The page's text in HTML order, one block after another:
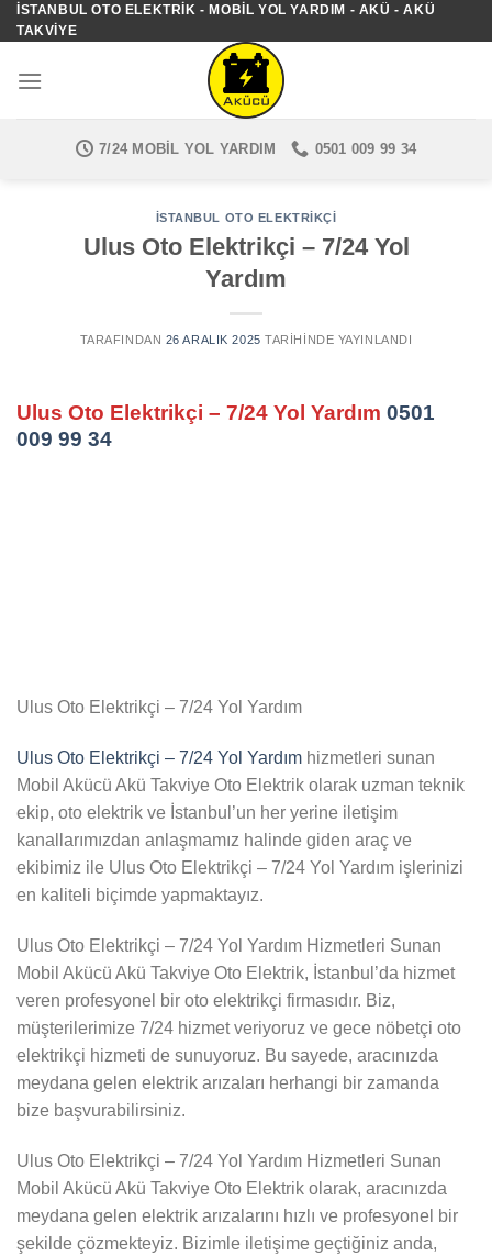
İçeriğe
atla
İSTANBUL OTO ELEKTRIK - MOBIL YOL YARDIM - AKÜ - AKÜ
TAKVIYE
7/24 MOBIL YOL YARDIM 0501 009 99 34
İSTANBUL OTO ELEKTRIKÇI
Ulus Oto Elektrikçi – 7/24 Yol
Yardım
TARAFINDAN 26 ARALIK 2025 TARIHINDE YAYINLANDI
Ulus Oto Elektrikçi – 7/24 Yol Yardım 0501
009 99 34
Ulus Oto Elektrikçi – 7/24 Yol Yardım
Ulus Oto Elektrikçi – 7/24 Yol Yardım hizmetleri sunan
Mobil Akücü Akü Takviye Oto Elektrik olarak uzman teknik
ekip, oto elektrik ve İstanbul’un her yerine iletişim
kanallarımızdan anlaşmamız halinde giden araç ve
ekibimiz ile Ulus Oto Elektrikçi – 7/24 Yol Yardım işlerinizi
en kaliteli biçimde yapmaktayız.
Ulus Oto Elektrikçi – 7/24 Yol Yardım Hizmetleri Sunan
Mobil Akücü Akü Takviye Oto Elektrik, İstanbul’da hizmet
veren profesyonel bir oto elektrikçi firmasıdır. Biz,
müşterilerimize 7/24 hizmet veriyoruz ve gece nöbetçi oto
elektrikçi hizmeti de sunuyoruz. Bu sayede, aracınızda
meydana gelen elektrik arızaları herhangi bir zamanda
bize başvurabilirsiniz.
Ulus Oto Elektrikçi – 7/24 Yol Yardım Hizmetleri Sunan
Mobil Akücü Akü Takviye Oto Elektrik olarak, aracınızda
meydana gelen elektrik arızalarını hızlı ve profesyonel bir
şekilde çözmekteyiz. Bizimle iletişime geçtiğiniz anda,